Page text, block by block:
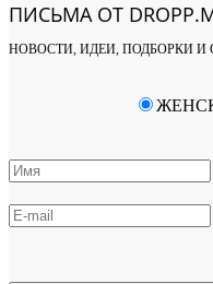
ПИСЬМА ОТ
НОВОСТИ, ИДЕИ, ПОДБОРКИ